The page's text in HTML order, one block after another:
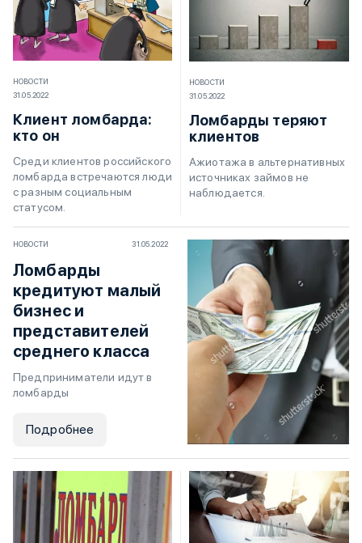
НОВОСТИ
31.05.2022
Клиент ломбарда:
кто он
Среди клиентов российского
ломбарда встречаются люди
с разным социальным
статусом.
НОВОСТИ
31.05.2022
Ломбарды теряют
клиентов
Ажиотажа в альтернативных
источниках займов не
наблюдается.
НОВОСТИ 31.05.2022
Ломбарды
кредитуют малый
бизнес и
представителей
среднего класса
Предприниматели идут в
ломбарды
Подробнее